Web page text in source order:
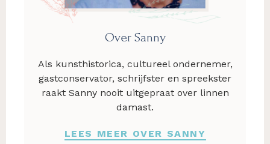
Over Sanny
Als kunsthistorica, cultureel ondernemer,
gastconservator, schrijfster en spreekster
raakt Sanny nooit uitgepraat over linnen
damast.
LEES MEER OVER SANNY